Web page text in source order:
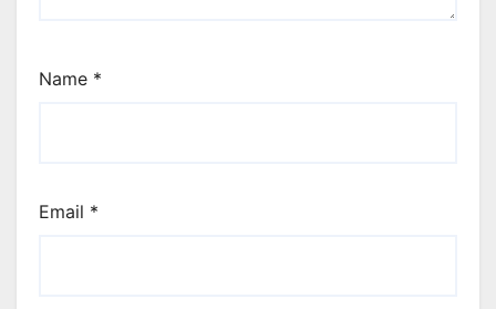
Name *
Email *